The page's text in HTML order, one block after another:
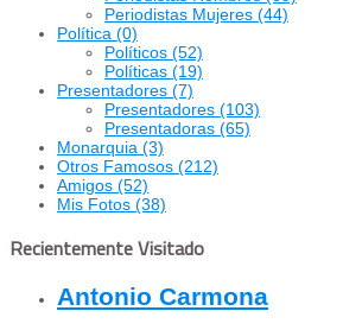
Periodistas Mujeres (44)
Política (0)
Políticos (52)
Políticas (19)
Presentadores (7)
Presentadores (103)
Presentadoras (65)
Monarquia (3)
Otros Famosos (212)
Amigos (52)
Mis Fotos (38)
Recientemente Visitado
Antonio Carmona